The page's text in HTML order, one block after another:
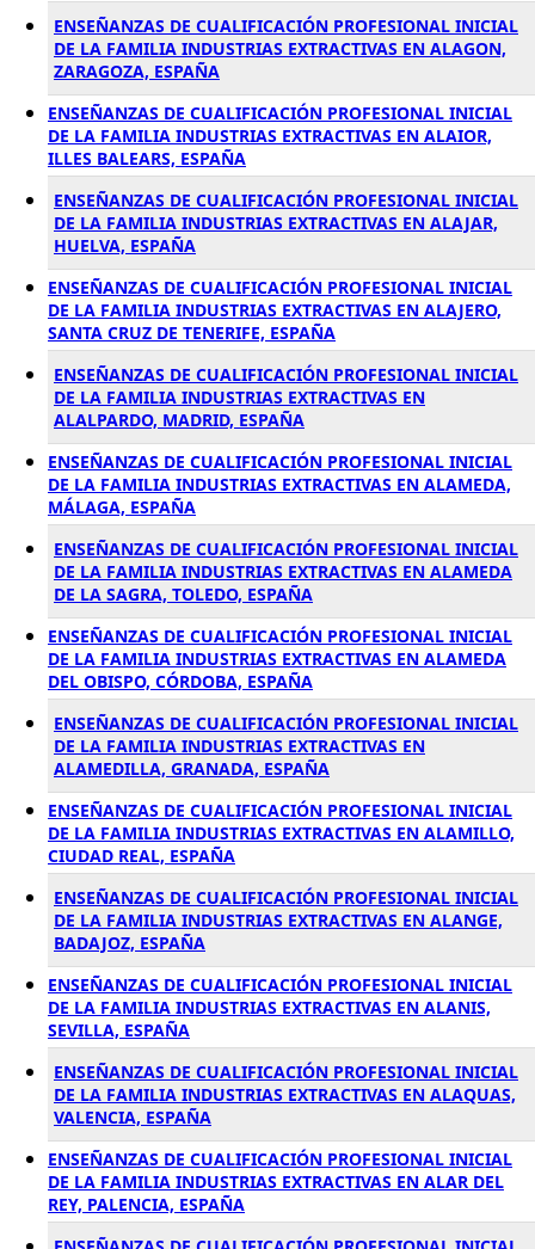
ENSEÑANZAS DE CUALIFICACIÓN PROFESIONAL INICIAL
DE LA FAMILIA INDUSTRIAS EXTRACTIVAS EN ALAGON,
ZARAGOZA, ESPAÑA
ENSEÑANZAS DE CUALIFICACIÓN PROFESIONAL INICIAL
DE LA FAMILIA INDUSTRIAS EXTRACTIVAS EN ALAIOR,
ILLES BALEARS, ESPAÑA
ENSEÑANZAS DE CUALIFICACIÓN PROFESIONAL INICIAL
DE LA FAMILIA INDUSTRIAS EXTRACTIVAS EN ALAJAR,
HUELVA, ESPAÑA
ENSEÑANZAS DE CUALIFICACIÓN PROFESIONAL INICIAL
DE LA FAMILIA INDUSTRIAS EXTRACTIVAS EN ALAJERO,
SANTA CRUZ DE TENERIFE, ESPAÑA
ENSEÑANZAS DE CUALIFICACIÓN PROFESIONAL INICIAL
DE LA FAMILIA INDUSTRIAS EXTRACTIVAS EN
ALALPARDO, MADRID, ESPAÑA
ENSEÑANZAS DE CUALIFICACIÓN PROFESIONAL INICIAL
DE LA FAMILIA INDUSTRIAS EXTRACTIVAS EN ALAMEDA,
MÁLAGA, ESPAÑA
ENSEÑANZAS DE CUALIFICACIÓN PROFESIONAL INICIAL
DE LA FAMILIA INDUSTRIAS EXTRACTIVAS EN ALAMEDA
DE LA SAGRA, TOLEDO, ESPAÑA
ENSEÑANZAS DE CUALIFICACIÓN PROFESIONAL INICIAL
DE LA FAMILIA INDUSTRIAS EXTRACTIVAS EN ALAMEDA
DEL OBISPO, CÓRDOBA, ESPAÑA
ENSEÑANZAS DE CUALIFICACIÓN PROFESIONAL INICIAL
DE LA FAMILIA INDUSTRIAS EXTRACTIVAS EN
ALAMEDILLA, GRANADA, ESPAÑA
ENSEÑANZAS DE CUALIFICACIÓN PROFESIONAL INICIAL
DE LA FAMILIA INDUSTRIAS EXTRACTIVAS EN ALAMILLO,
CIUDAD REAL, ESPAÑA
ENSEÑANZAS DE CUALIFICACIÓN PROFESIONAL INICIAL
DE LA FAMILIA INDUSTRIAS EXTRACTIVAS EN ALANGE,
BADAJOZ, ESPAÑA
ENSEÑANZAS DE CUALIFICACIÓN PROFESIONAL INICIAL
DE LA FAMILIA INDUSTRIAS EXTRACTIVAS EN ALANIS,
SEVILLA, ESPAÑA
ENSEÑANZAS DE CUALIFICACIÓN PROFESIONAL INICIAL
DE LA FAMILIA INDUSTRIAS EXTRACTIVAS EN ALAQUAS,
VALENCIA, ESPAÑA
ENSEÑANZAS DE CUALIFICACIÓN PROFESIONAL INICIAL
DE LA FAMILIA INDUSTRIAS EXTRACTIVAS EN ALAR DEL
REY, PALENCIA, ESPAÑA